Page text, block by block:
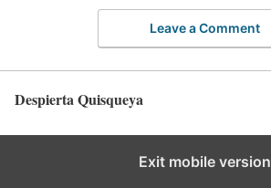
Leave a Comment
Despierta Quisqueya
Exit mobile version